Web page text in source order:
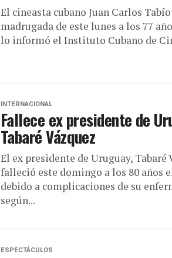
El cineasta cubano Juan Carlos
madrugada de este lunes a los 77
lo informó el Instituto Cubano de
INTERNACIONAL
Fallece ex presidente de
Tabaré Vázquez
El ex presidente de Uruguay, Tabaré
falleció este domingo a los 80 años
debido a complicaciones de su
según...
ESPECTÁCULOS